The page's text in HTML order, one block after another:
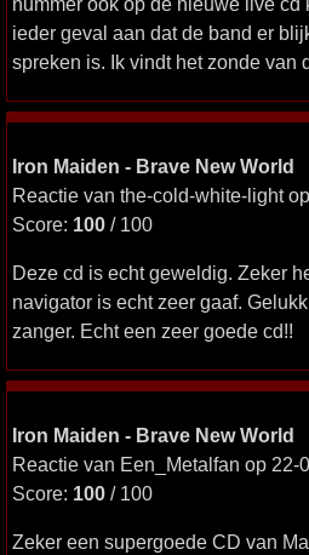
ieder geval aan dat de band er
spreken is. Ik vindt het zonde van
Iron Maiden - Brave New World
Reactie van the-cold-white-light
Score: 100 / 100
Deze cd is echt geweldig. Zeker
navigator is echt zeer gaaf.
zanger. Echt een zeer goede cd!!
Iron Maiden - Brave New World
Reactie van Een_Metalfan op 22-
Score: 100 / 100
Zeker een supergoede CD van